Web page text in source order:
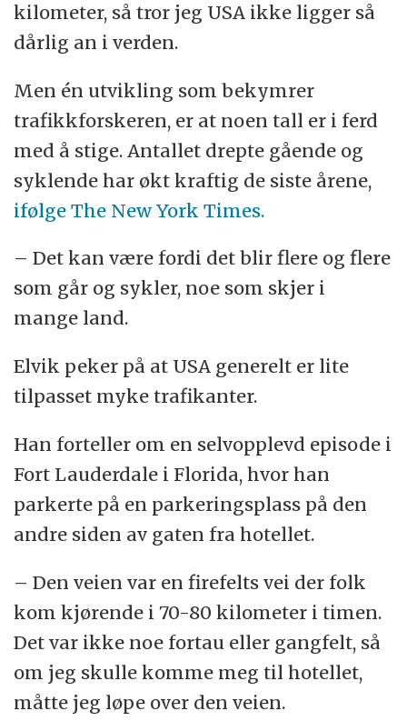
kilometer, så tror jeg USA ikke ligger så
dårlig an i verden.
Men én utvikling som bekymrer
trafikkforskeren, er at noen tall er i ferd
med å stige. Antallet drepte gående og
syklende har økt kraftig de siste årene,
ifølge The New York Times.
– Det kan være fordi det blir flere og flere
som går og sykler, noe som skjer i
mange land.
Elvik peker på at USA generelt er lite
tilpasset myke trafikanter.
Han forteller om en selvopplevd episode i
Fort Lauderdale i Florida, hvor han
parkerte på en parkeringsplass på den
andre siden av gaten fra hotellet.
– Den veien var en firefelts vei der folk
kom kjørende i 70-80 kilometer i timen.
Det var ikke noe fortau eller gangfelt, så
om jeg skulle komme meg til hotellet,
måtte jeg løpe over den veien.